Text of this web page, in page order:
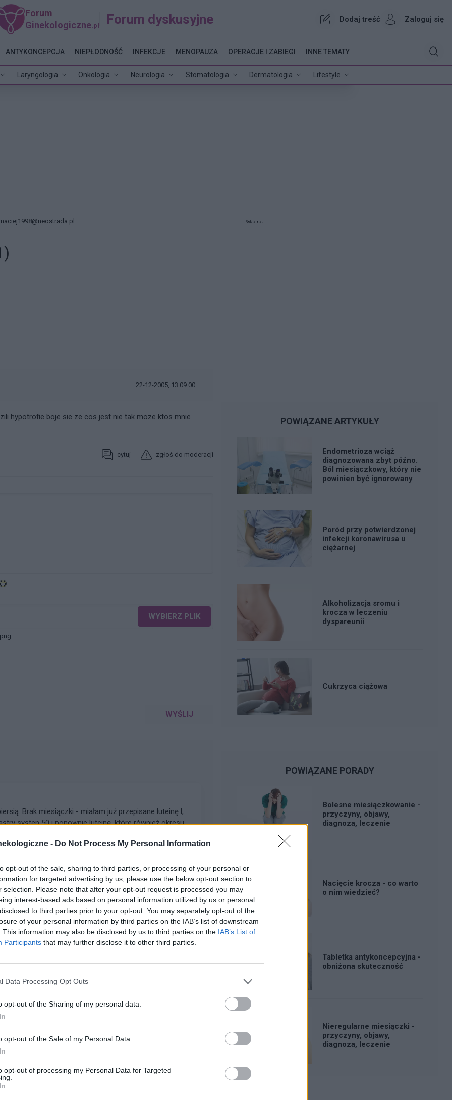
- Do Not Process My Personal Information
opt-out of the sale, sharing to third parties, or processing of your personal or
for targeted advertising by us, please use the below opt-out section to
selection. Please note that after your opt-out request is processed you may
interest-based ads based on personal information utilized by us or personal
to third parties prior to your opt-out. You may separately opt-out of the
of your personal information by third parties on the IAB’s list of downstream
This information may also be disclosed by us to third parties on the IAB’s List of
Participants that may further disclose it to other third parties.
Data Processing Opt Outs
opt-out of the Sharing of my personal data.
opt-out of the Sale of my Personal Data.
opt-out of processing my Personal Data for Targeted
Forum
Ginekologiczne .pl Forum dyskusyjne Dodaj treść Zaloguj się
Laryngologia Onkologia Neurologia Stomatologia Dermatologia Lifestyle
ANTYKONCEPCJA NIEPŁODNOŚĆ INFEKCJE MENOPAUZA OPERACJE I ZABIEGI INNE TEMATY
22-12-2005, 13:09:00
hypotrofie boje sie ze cos jest nie tak moze ktos mnie
cytuj zgłoś do moderacji
WYBIERZ PLIK
WYŚLIJ
Brak miesiączki - miałam już przepisane luteinę l,
systen 50 i ponownie luteinę, które również okresu
córki (18lat) wykryto brak narządów płciowych i
plastyka namiary godnego polecenia nie za
że mam zabieg a pojawiła mi się miesiączka. Czy
można wykonać zabieg?
tabletki mimo iż jestem 2 tygodnie
dzień ma znaczenia kiedy przyjęłam pierwszą tabletkę ?
Reklama:
POWIĄZANE ARTYKUŁY
Endometrioza wciąż
diagnozowana zbyt późno.
Ból miesiączkowy, który nie
powinien być ignorowany
Poród przy potwierdzonej
infekcji koronawirusa u
ciężarnej
Alkoholizacja sromu i
krocza w leczeniu
dyspareunii
Cukrzyca ciążowa
POWIĄZANE PORADY
Bolesne miesiączkowanie -
przyczyny, objawy,
diagnoza, leczenie
Nacięcie krocza - co warto
o nim wiedzieć?
Tabletka antykoncepcyjna -
obniżona skuteczność
Nieregularne miesiączki -
przyczyny, objawy,
diagnoza, leczenie